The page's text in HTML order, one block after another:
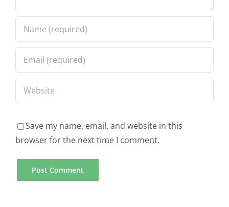
Save my name, email, and website in this
browser for the next time I comment.